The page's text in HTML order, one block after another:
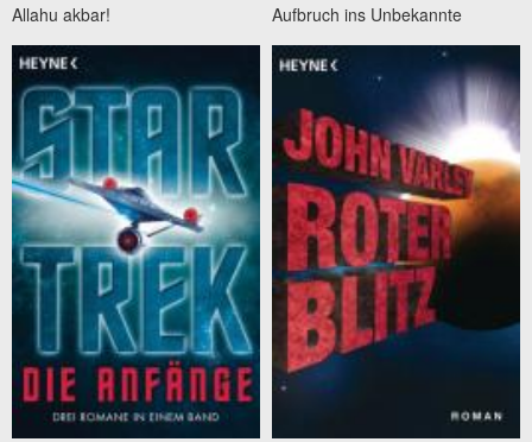
Allahu akbar! Aufbruch ins Unbekannte